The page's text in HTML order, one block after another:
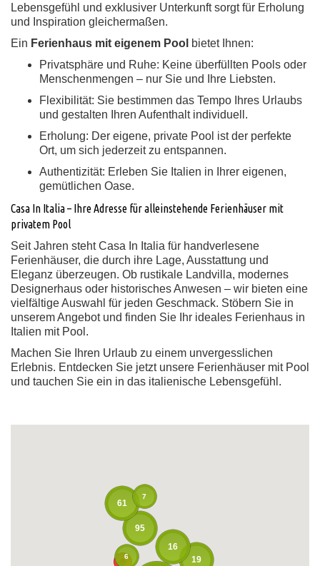
Lebensgefühl und exklusiver Unterkunft sorgt für Erholung
und Inspiration gleichermaßen.
Ein Ferienhaus mit eigenem Pool bietet Ihnen:
Privatsphäre und Ruhe: Keine überfüllten Pools oder
Menschenmengen – nur Sie und Ihre Liebsten.
Flexibilität: Sie bestimmen das Tempo Ihres Urlaubs
und gestalten Ihren Aufenthalt individuell.
Erholung: Der eigene, private Pool ist der perfekte
Ort, um sich jederzeit zu entspannen.
Authentizität: Erleben Sie Italien in Ihrer eigenen,
gemütlichen Oase.
Casa In Italia – Ihre Adresse für alleinstehende Ferienhäuser mit
privatem Pool
Seit Jahren steht Casa In Italia für handverlesene
Ferienhäuser, die durch ihre Lage, Ausstattung und
Eleganz überzeugen. Ob rustikale Landvilla, modernes
Designerhaus oder historisches Anwesen – wir bieten eine
vielfältige Auswahl für jeden Geschmack. Stöbern Sie in
unserem Angebot und finden Sie Ihr ideales Ferienhaus in
Italien mit Pool.
Machen Sie Ihren Urlaub zu einem unvergesslichen
Erlebnis. Entdecken Sie jetzt unsere Ferienhäuser mit Pool
und tauchen Sie ein in das italienische Lebensgefühl.
19
95
16
61
6
7